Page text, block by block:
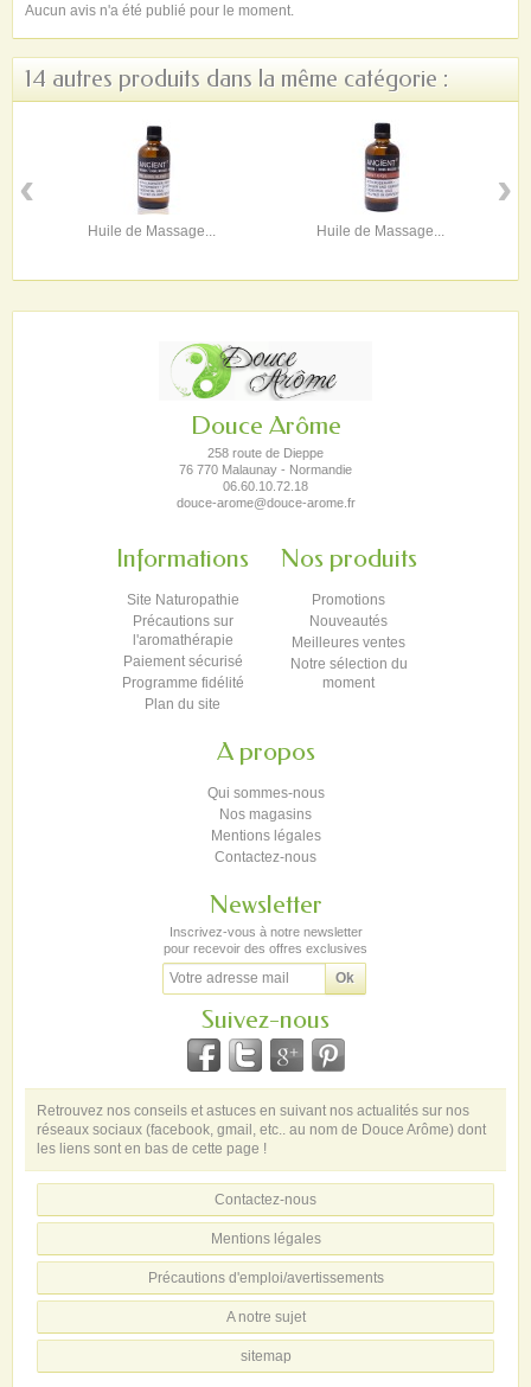
Aucun avis n'a été publié pour le moment.
14 autres produits dans la même catégorie :
Huile de Massage... Huile de Massage...
‹ ›
Douce Arôme
258 route de Dieppe
76 770 Malaunay - Normandie
06.60.10.72.18
douce-arome@douce-arome.fr
Informations
Site Naturopathie
Précautions sur
l'aromathérapie
Paiement sécurisé
Programme fidélité
Plan du site
Nos produits
Promotions
Nouveautés
Meilleures ventes
Notre sélection du
moment
A propos
Qui sommes-nous
Nos magasins
Mentions légales
Contactez-nous
Newsletter
Inscrivez-vous à notre newsletter
pour recevoir des offres exclusives
Suivez-nous
Retrouvez nos conseils et astuces en suivant nos actualités sur nos
réseaux sociaux (facebook, gmail, etc.. au nom de Douce Arôme) dont
les liens sont en bas de cette page !
Contactez-nous
Mentions légales
Précautions d'emploi/avertissements
A notre sujet
sitemap